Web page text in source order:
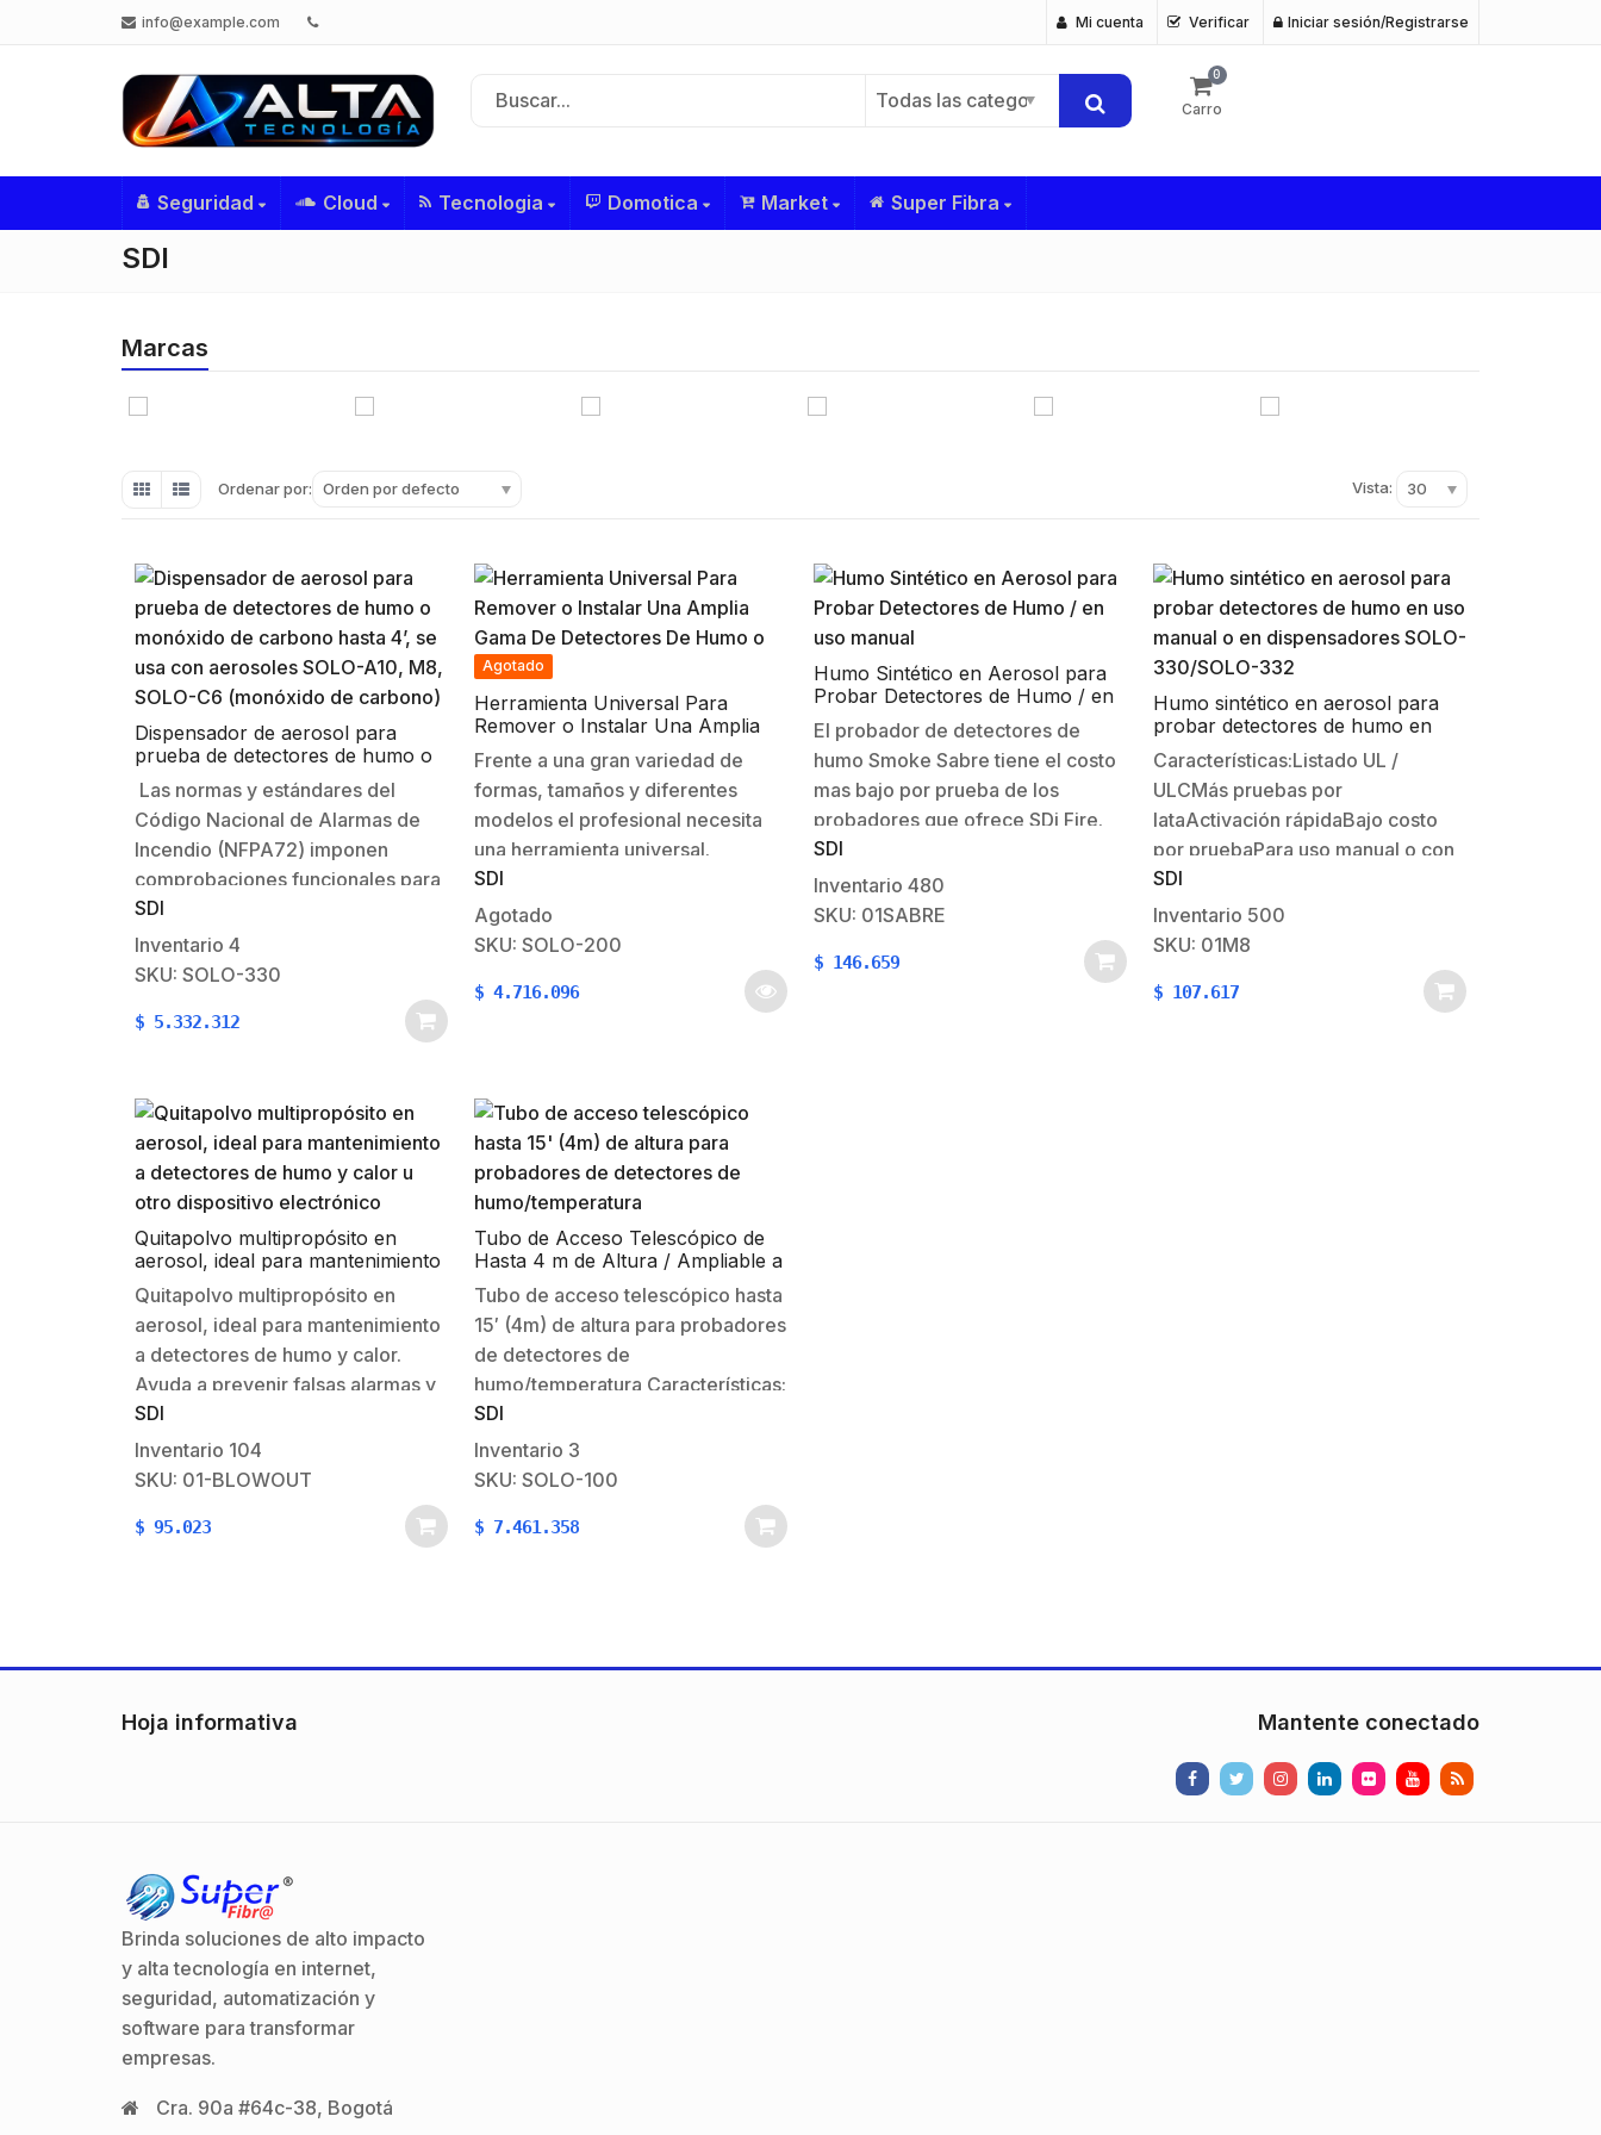
info@example.com Mi cuenta Verificar Iniciar sesión/Registrarse
Todas las categorías
0
Carro
Seguridad Cloud Tecnologia Domotica Market Super Fibra
SDI
Marcas
Ordenar por: Orden por defecto Vista: 30
Dispensador de aerosol para
prueba de detectores de humo o
monóxido de carbono hasta 4’, se
usa con aerosoles SOLO-A10, M8,
SOLO-C6 (monóxido de carbono)
Las normas y estándares del
Código Nacional de Alarmas de
Incendio (NFPA72) imponen
comprobaciones funcionales para
introducir humo sintético hacia el
interior de la cámara de detección
del detector. La comprobación
magnética no es aceptable. El uso
del dispensador para generar
SDI
Inventario 4
SKU: SOLO-330
$ 5.332.312
Agotado
Herramienta Universal Para
Remover o Instalar Una Amplia
Gama De Detectores De Humo o
Calor
Frente a una gran variedad de
formas, tamaños y diferentes
modelos el profesional necesita
una herramienta universal.
Compatible con una gama
asombrosamente amplia de
detectores, los cabezales
codificados por colores del Solo
200 rotan para proveer una
SDI
Agotado
SKU: SOLO-200
$ 4.716.096
Humo Sintético en Aerosol para
Probar Detectores de Humo / en
uso manual
El probador de detectores de
humo Smoke Sabre tiene el costo
mas bajo por prueba de los
probadores que ofrece SDi Fire.
Es 100% biodegradable y libre de
silicona. Es facil de usar y no
genera acumulacion en los
detectores de humo…
SDI
Inventario 480
SKU: 01SABRE
$ 146.659
Humo sintético en aerosol para
probar detectores de humo en
uso manual o en dispensadores
SOLO-330/SOLO-332
Características:Listado UL /
ULCMás pruebas por
lataActivación rápidaBajo costo
por pruebaPara uso manual o con
dispensador SOLO-330 (no
incluido)No contiene silicona y
reduce el riego de contaminación
al detectorFormula aprobada por
los fabricantes de
SDI
Inventario 500
SKU: 01M8
$ 107.617
Quitapolvo multipropósito en
aerosol, ideal para mantenimiento
a detectores de humo y calor u
otro dispositivo electrónico
Quitapolvo multipropósito en
aerosol, ideal para mantenimiento
a detectores de humo y calor.
Ayuda a prevenir falsas alarmas y
sobrecalentamiento de productos
electrónicos
ventilados.Características:Elimina
dispositivos electrónicosIdeal para
SDI
Inventario 104
SKU: 01-BLOWOUT
$ 95.023
Tubo de Acceso Telescópico de
Hasta 4 m de Altura / Ampliable a
7.6 m con Extensiones SOLO101 /
para Probadores de Detectores
de Humo/Temperatura
Tubo de acceso telescópico hasta
15′ (4m) de altura para probadores
de detectores de
humo/temperatura Características:Liviano
– Fácil de usar a la altura
máximaEstable – cuando está
extendidoCertificado en no ser un
conductor activo – protegiendo
tanto al ingeniero como a los
SDI
Inventario 3
SKU: SOLO-100
$ 7.461.358
Hoja informativa Mantente conectado
Brinda soluciones de alto impacto
y alta tecnología en internet,
seguridad, automatización y
software para transformar
empresas.
Cra. 90a #64c-38, Bogotá